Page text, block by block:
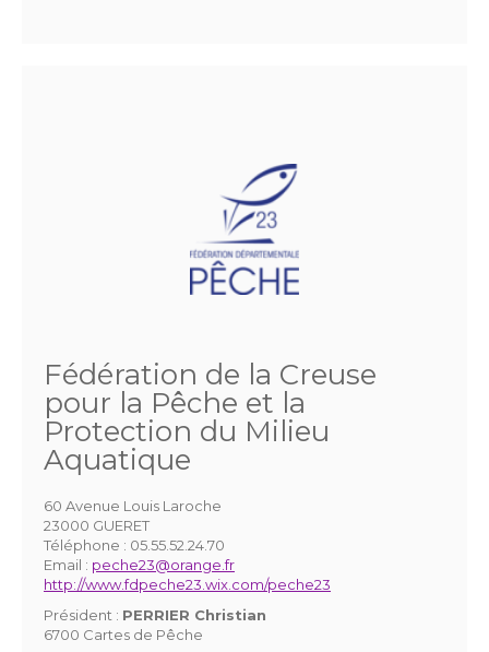
Fédération de la Creuse
pour la Pêche et la
Protection du Milieu
Aquatique
60 Avenue Louis Laroche
23000 GUERET
Téléphone : 05.55.52.24.70
Email : peche23@orange.fr
http://www.fdpeche23.wix.com/peche23
Président : PERRIER Christian
6700 Cartes de Pêche